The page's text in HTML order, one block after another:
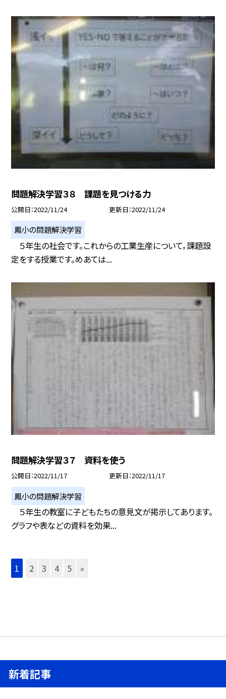
問題解決学習３８ 課題を見つける力
公開日 2022/11/24 更新日 2022/11/24
鳳小の問題解決学習
５年生の社会です。これからの工業生産について，課題設
定をする授業です。めあては...
問題解決学習３７ 資料を使う
公開日 2022/11/17 更新日 2022/11/17
鳳小の問題解決学習
５年生の教室に子どもたちの意見文が掲示してあります。
グラフや表などの資料を効果...
1 2 3 4 5 »
新着記事